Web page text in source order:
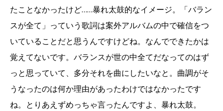
たことなかったけど……暴れ太鼓的なイメージ。「バラン
スが全て」っていう歌詞は案外アルバムの中で確信をつ
いていることだと思うんですけどね。なんでできたかは
覚えてないです。バランスが世の中全てだなってのはず
っと思っていて、多分それを曲にしたいなと。曲調がそ
うなったのは何か理由があったわけではなかったです
ね。とりあえずめっちゃ言ったんですよ、暴れ太鼓。